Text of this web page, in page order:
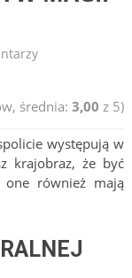
średnia:3,00 z 5)
występują w
krajobraz, że być
one również mają